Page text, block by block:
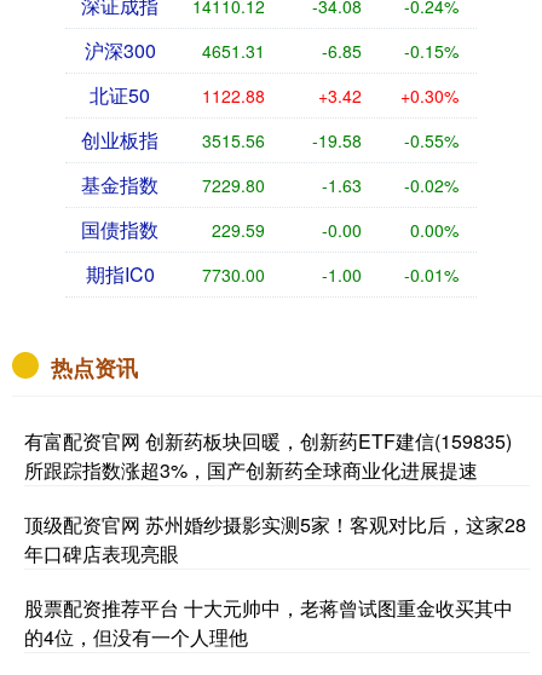
14110.12 -34.08 -0.24%
沪深300 4651.31 -6.85 -0.15%
北证50 1122.88 +3.42 +0.30%
创业板指 3515.56 -19.58 -0.55%
基金指数 7229.80 -1.63 -0.02%
国债指数 229.59 -0.00 0.00%
期指IC0 7730.00 -1.00 -0.01%
热点资讯
有富配资官网 创新药板块回暖，创新药ETF建信(159835)
所跟踪指数涨超3%，国产创新药全球商业化进展提速
顶级配资官网 苏州婚纱摄影实测5家！客观对比后，这家28
年口碑店表现亮眼
股票配资推荐平台 十大元帅中，老蒋曾试图重金收买其中
的4位，但没有一个人理他